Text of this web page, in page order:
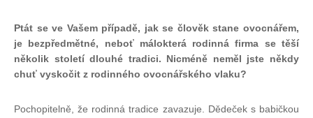
Ptát se ve Vašem případě, jak se člověk stane ovocnářem,
je bezpředmětné, neboť málokterá rodinná firma se těší
několik století dlouhé tradici. Nicméně neměl jste někdy
chuť vyskočit z rodinného ovocnářského vlaku?
Pochopitelně, že rodinná tradice zavazuje. Dědeček s babičkou